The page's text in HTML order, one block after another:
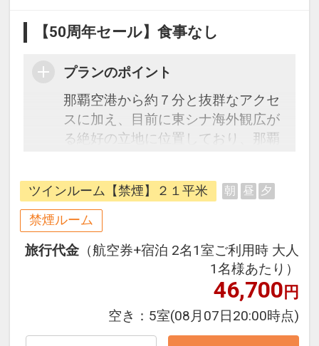
【50周年セール】食事なし
プランのポイント
那覇空港から約７分と抜群なアクセ
スに加え、目前に東シナ海外観広が
る絶好の立地に位置しており、那覇
最適です。
●客室●
全客室から東シナ海を望むことがで
きるようデザインされた、スタイリ
ッシュな施設構造と客室に配置され
た大きな窓。沖縄の空や海をイメー
ジし、ブルーを基調とした客室。心
ツインルーム【禁煙】２１平米 朝 昼 夕
禁煙ルーム
旅行代金 （航空券+宿泊 2名1室ご利用時 大人
1名様あたり）
46,700円
空き： 5室(08月07日20:00時点)